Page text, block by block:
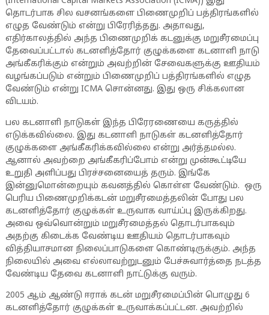
தொடர்பாக சில வசனங்களை பிணைமுறிப் பத்திரங்களில்
எழுத வேண்டும் என்று பிரேரித்தது. அதாவது,
எதிர்காலத்தில் அந்த பிணைமுறிக் கடனுக்கு மறுசீரமைப்பு
தேவைப்பட்டால் கடனளித்தோர் குழுக்களை கடனாளி நாடு
அங்கீகரிக்கும் என்றும் அவற்றின் சேவைகளுக்கு ஊதியம்
வழங்கப்படும் என்றும் பிணைமுறிப் பத்திரங்களில் எழுத
வேண்டும் என்று ICMA சொன்னது. இது ஒரு சிக்கலான
விடயம்.
பல கடனாளி நாடுகள் இந்த பிரேரணையை கருத்தில்
எடுக்கவில்லை. இது கடனாளி நாடுகள் கடனளித்தோர்
குழுக்களை அங்கீகரிக்கவில்லை என்று அர்த்தமல்ல.
ஆனால் அவற்றை அங்கீகரிப்போம் என்று முன்கூட்டியே
உறுதி அளிப்பது பிரச்சனையைத் தரும். இங்கே
இன்னுமொன்றையும் கவனத்தில் கொள்ள வேண்டும். ஒரு
பெரிய பிணைமுறிக்கடன் மறுசீரமைத்தலின் போது பல
கடனளித்தோர் குழுக்கள் உருவாக வாய்ப்பு இருக்கிறது.
அவை ஒவ்வொன்றும் மறுசீரமைத்தல் தொடர்பாகவும்
அதற்கு கிடைக்க வேண்டிய ஊதியம் தொடர்பாகவும்
வித்தியாசமான நிலைப்பாடுகளை கொண்டிருக்கும். அந்த
நிலையில் அவை எல்லாவற்றுடனும் பேச்சுவார்த்தை நடத்த
வேண்டிய தேவை கடனாளி நாட்டுக்கு வரும்.
2005 ஆம் ஆண்டு ஈராக் கடன் மறுசீரமைப்பின் பொழுது 6
கடனளித்தோர் குழுக்கள் உருவாக்கப்பட்டன. அவற்றில்